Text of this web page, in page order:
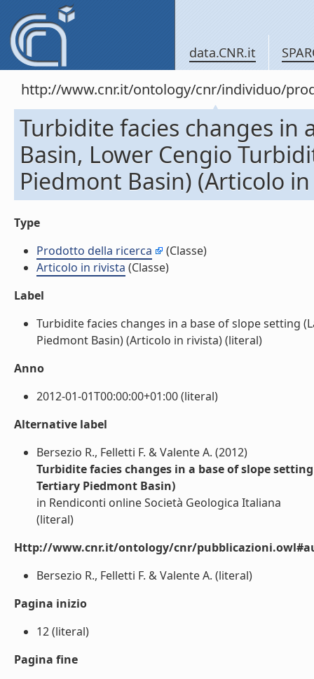
data.CNR.it
http://www.cnr.it/ontology/cnr/individuo/
Turbidite facies changes in
Basin, Lower Cengio
Piedmont Basin) (Articolo
Type
Prodotto della ricerca
(Classe)
Articolo in rivista (Classe)
Label
Turbidite facies changes in a base of slope setting
Piedmont Basin) (Articolo in rivista) (literal)
Anno
2012-01-01T00:00:00+01:00 (literal)
Alternative label
Bersezio R., Felletti F. & Valente A. (2012)
Turbidite facies changes in a base of slope
Tertiary Piedmont Basin)
in Rendiconti online Società Geologica Italiana
(literal)
Http://www.cnr.it/ontology/cnr/
Bersezio R., Felletti F. & Valente A. (literal)
Pagina inizio
12 (literal)
Pagina fine